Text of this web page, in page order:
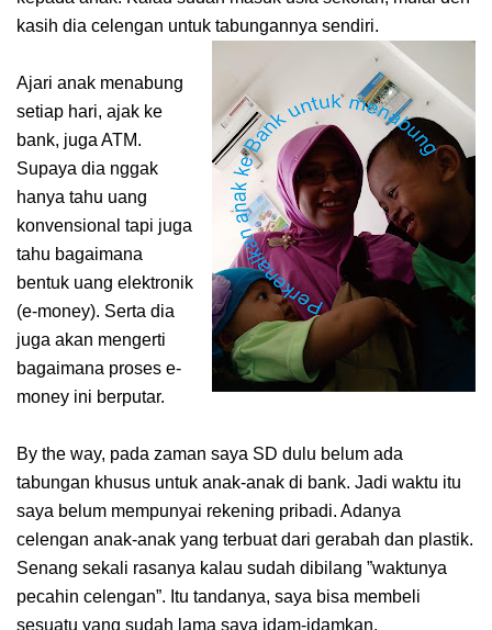
kasih dia celengan untuk tabungannya sendiri.
Ajari anak menabung
setiap hari, ajak ke
bank, juga ATM.
Supaya dia nggak
hanya tahu uang
konvensional tapi juga
tahu bagaimana
bentuk uang elektronik
(e-money). Serta dia
juga akan mengerti
bagaimana proses e-
money ini berputar.
By the way, pada zaman saya SD dulu belum ada
tabungan khusus untuk anak-anak di bank. Jadi waktu itu
saya belum mempunyai rekening pribadi. Adanya
celengan anak-anak yang terbuat dari gerabah dan plastik.
Senang sekali rasanya kalau sudah dibilang ”waktunya
pecahin celengan”. Itu tandanya, saya bisa membeli
sesuatu yang sudah lama saya idam-idamkan.